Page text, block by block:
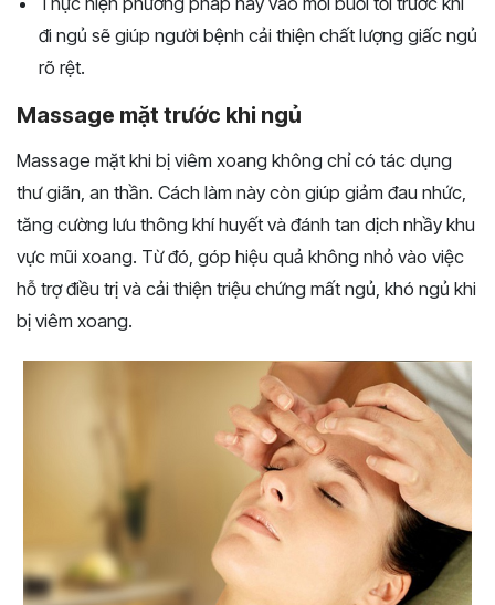
đi ngủ sẽ giúp người bệnh cải thiện chất lượng giấc ngủ
rõ rệt.
Massage mặt trước khi ngủ
Massage mặt khi bị viêm xoang không chỉ có tác dụng
thư giãn, an thần. Cách làm này còn giúp giảm đau nhức,
tăng cường lưu thông khí huyết và đánh tan dịch nhầy khu
vực mũi xoang. Từ đó, góp hiệu quả không nhỏ vào việc
hỗ trợ điều trị và cải thiện triệu chứng mất ngủ, khó ngủ khi
bị viêm xoang.